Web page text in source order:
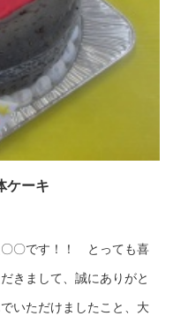
ケーキ
〇〇です！！ とっても喜
きまして、誠にありがと
いただけましたこと、大